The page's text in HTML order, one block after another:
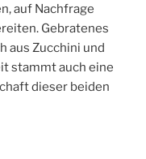
auf Nachfrage
Gebratenes
aus Zucchini und
stammt auch eine
dieser beiden